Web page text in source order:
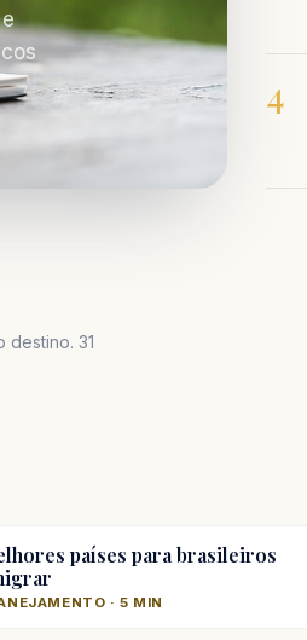
4
31
países para brasileiros
· 5 MIN